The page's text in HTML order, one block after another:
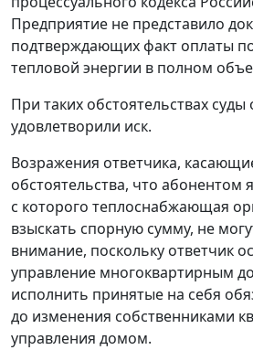
Предприятие не представило
подтверждающих факт оплаты
тепловой энергии в полном
При таких обстоятельствах
удовлетворили иск.
Возражения ответчика,
обстоятельства, что абонентом
с которого теплоснабжающая
взыскать спорную сумму, не
внимание, поскольку ответчик
управление многоквартирным
исполнить принятые на себя
до изменения собственниками
управления домом.